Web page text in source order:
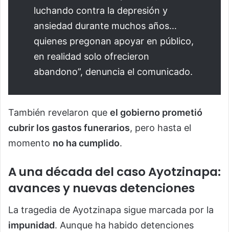
luchando contra la depresión y
ansiedad durante muchos años…
quienes pregonan apoyar en público,
en realidad solo ofrecieron
abandono”, denuncia el comunicado.
También revelaron que el gobierno prometió
cubrir los gastos funerarios, pero hasta el
momento no ha cumplido.
A una década del caso Ayotzinapa:
avances y nuevas detenciones
La tragedia de Ayotzinapa sigue marcada por la
impunidad. Aunque ha habido detenciones